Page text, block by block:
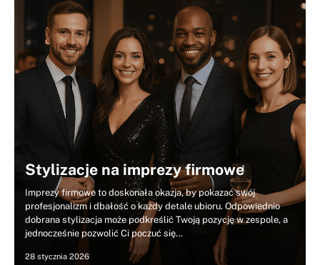
Stylizacje na imprezy firmowe
Imprezy firmowe to doskonała okazja, by pokazać swój
profesjonalizm i dbałość o każdy detale ubioru. Odpowiednio
dobrana stylizacja może podkreślić Twoją pozycję w zespole, a
jednocześnie pozwolić Ci poczuć się…
28 stycznia 2026